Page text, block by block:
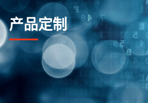
产品定制